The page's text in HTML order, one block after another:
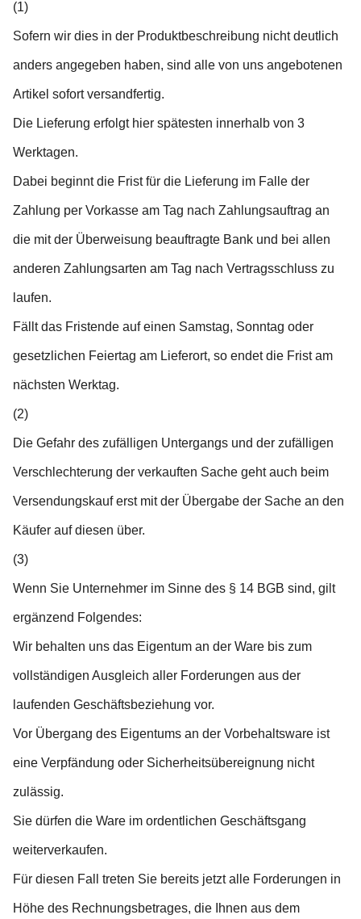
(1)
Sofern wir dies in der Produktbeschreibung nicht deutlich
anders angegeben haben, sind alle von uns angebotenen
Artikel sofort versandfertig.
Die Lieferung erfolgt hier spätesten innerhalb von 3
Werktagen.
Dabei beginnt die Frist für die Lieferung im Falle der
Zahlung per Vorkasse am Tag nach Zahlungsauftrag an
die mit der Überweisung beauftragte Bank und bei allen
anderen Zahlungsarten am Tag nach Vertragsschluss zu
laufen.
Fällt das Fristende auf einen Samstag, Sonntag oder
gesetzlichen Feiertag am Lieferort, so endet die Frist am
nächsten Werktag.
(2)
Die Gefahr des zufälligen Untergangs und der zufälligen
Verschlechterung der verkauften Sache geht auch beim
Versendungskauf erst mit der Übergabe der Sache an den
Käufer auf diesen über.
(3)
Wenn Sie Unternehmer im Sinne des § 14 BGB sind, gilt
ergänzend Folgendes:
Wir behalten uns das Eigentum an der Ware bis zum
vollständigen Ausgleich aller Forderungen aus der
laufenden Geschäftsbeziehung vor.
Vor Übergang des Eigentums an der Vorbehaltsware ist
eine Verpfändung oder Sicherheitsübereignung nicht
zulässig.
Sie dürfen die Ware im ordentlichen Geschäftsgang
weiterverkaufen.
Für diesen Fall treten Sie bereits jetzt alle Forderungen in
Höhe des Rechnungsbetrages, die Ihnen aus dem